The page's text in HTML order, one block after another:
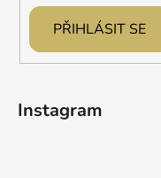
PŘIHLÁSIT SE
Instagram